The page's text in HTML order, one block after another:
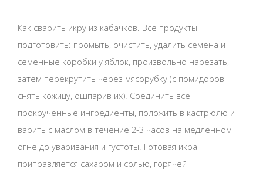
Как сварить икру из кабачков. Все продукты
подготовить: промыть, очистить, удалить семена и
семенные коробки у яблок, произвольно нарезать,
затем перекрутить через мясорубку (с помидоров
снять кожицу, ошпарив их). Соединить все
прокрученные ингредиенты, положить в кастрюлю и
варить с маслом в течение 2-3 часов на медленном
огне до уваривания и густоты. Готовая икра
приправляется сахаром и солью, горячей